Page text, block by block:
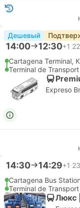
Дешевый
14:00 12:30+1
Cartagena Terminal,
Terminal de
Expreso
14:30 14:29+1
Cartagena Bus
Terminal de
Люкс